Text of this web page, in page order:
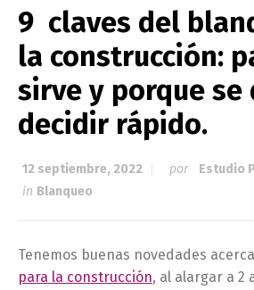
9 claves del
la construcción:
sirve y porque se
decidir rápido.
12 septiembre, 2022 por
Estudio
in Blanqueo
Tenemos buenas novedades
para la construcción, al alargar a 2